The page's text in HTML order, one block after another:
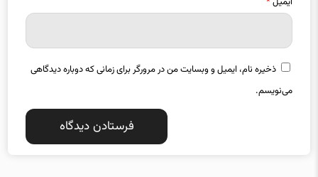
ذخیره نام، ایمیل و وبسایت من در مرورگر برای زمانی که دوباره دیدگاهی
می‌نویسم.